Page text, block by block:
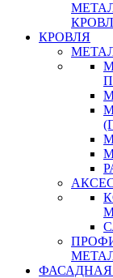
КРОВЛЯ